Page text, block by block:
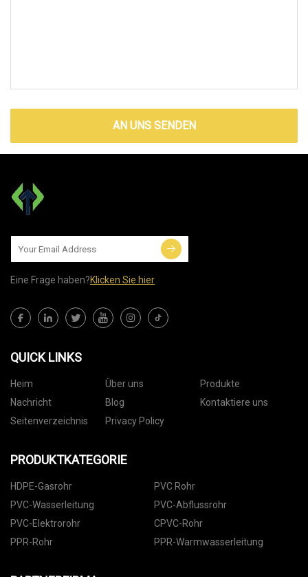
AN UNS SENDEN
Eine Frage haben?Klicken Sie hier
QUICK LINKS
Heim Über uns
Produkte
Nachricht
Blog
Kontaktiere uns
Seitenverzeichnis
Privacy Policy
PRODUKTKATEGORIE
HDPE-Gasrohr
PVC Rohr
PVC-Wasserleitung
PVC-Abflussrohr
PVC-Elektrorohr
CPVC-Rohr
PPR-Rohr
PPR-Warmwasserleitung